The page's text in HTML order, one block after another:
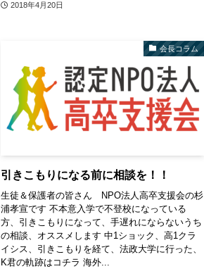
2018年4月20日
会長コラム
引きこもりになる前に相談を！！
生徒＆保護者の皆さん NPO法人高卒支援会の杉
浦孝宣です 不本意入学で不登校になっている
方、引きこもりになって、手遅れにならないうち
の相談、オススメします 中1ショック、高1クラ
イシス、引きこもりを経て、法政大学に行った、
K君の軌跡はコチラ 海外...